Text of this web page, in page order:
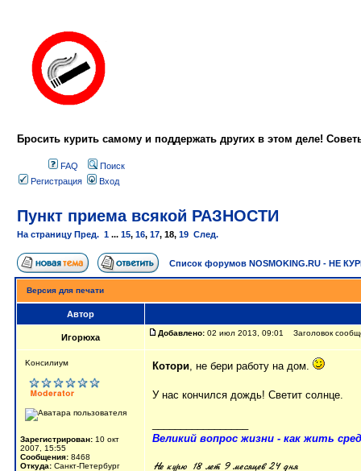
Бросить курить самому и поддержать других в этом деле!
FAQ
Поиск
Регистрация
Вход
Пункт приема всякой РАЗНОСТИ
На страницу Пред. 1 ... 15, 16, 17, 18, 19 След.
Список форумов NOSMOKING.RU - НЕ
Версия для печати
Автор
Игорюха Добавлено: 02 июл 2013, 09:01 Заголовок
Kонсилиум
Зарегистрирован: 10 окт
2007, 15:55
Сообщения: 8468
Откуда: Санкт-Петербург
Котори, не бери работу на дом.
У нас кончился дождь! Светит солнце.
Великий вопрос жизни - как жить